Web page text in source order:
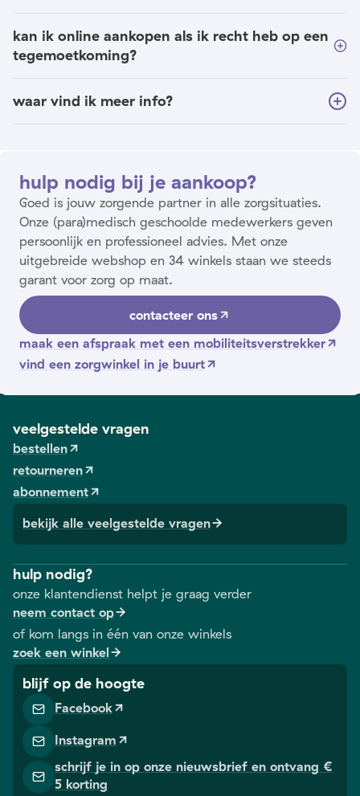
kan ik online aankopen als ik recht heb op een
tegemoetkoming?
waar vind ik meer info?
hulp nodig bij je aankoop?
Goed is jouw zorgende partner in alle zorgsituaties.
Onze (para)medisch geschoolde medewerkers geven
persoonlijk en professioneel advies. Met onze
uitgebreide webshop en 34 winkels staan we steeds
garant voor zorg op maat.
contacteer ons
maak een afspraak met een mobiliteitsverstrekker
vind een zorgwinkel in je buurt
veelgestelde vragen
bestellen
retourneren
abonnement
bekijk alle veelgestelde vragen
hulp nodig?
onze klantendienst helpt je graag verder
neem contact op
of kom langs in één van onze winkels
zoek een winkel
blijf op de hoogte
Facebook
Instagram
schrijf je in op onze nieuwsbrief en ontvang €
5 korting